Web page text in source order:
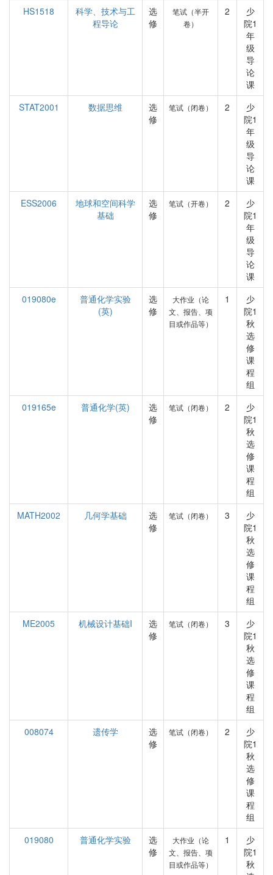
HS1518
科学、技术与工
程导论
选
修
笔试（半开
卷）
2
少
院1
年
级
导
论
课
STAT2001
数据思维
选
修
笔试（闭卷） 2
少
院1
年
级
导
论
课
ESS2006
地球和空间科学
基础
选
修
笔试（开卷） 2
少
院1
年
级
导
论
课
019080e
普通化学实验
(英)
选
修
大作业（论
文、报告、项
目或作品等）
1
少
院1
秋
选
修
课
程
组
019165e
普通化学(英)
选
修
笔试（闭卷） 2
少
院1
秋
选
修
课
程
组
MATH2002
几何学基础
选
修
笔试（闭卷） 3
少
院1
秋
选
修
课
程
组
ME2005
机械设计基础I
选
修
笔试（闭卷） 3
少
院1
秋
选
修
课
程
组
008074
遗传学
选
修
笔试（闭卷） 2
少
院1
秋
选
修
课
程
组
019080
普通化学实验
选
修
大作业（论
文、报告、项
目或作品等）
1
少
院1
秋